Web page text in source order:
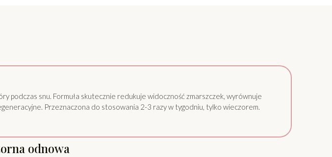
podczas snu. Formuła skutecznie redukuje widoczność zmarszczek, wyrównuje
Przeznaczona do stosowania 2-3 razy w tygodniu, tylko wieczorem.
odnowa